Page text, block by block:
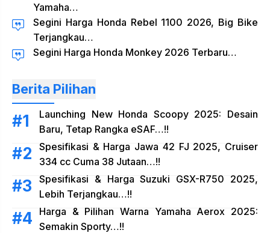
Yamaha…
Segini Harga Honda Rebel 1100 2026, Big Bike
Terjangkau…
Segini Harga Honda Monkey 2026 Terbaru…
Berita Pilihan
Launching New Honda Scoopy 2025: Desain
Baru, Tetap Rangka eSAF…!!
Spesifikasi & Harga Jawa 42 FJ 2025, Cruiser
334 cc Cuma 38 Jutaan…!!
Spesifikasi & Harga Suzuki GSX-R750 2025,
Lebih Terjangkau…!!
Harga & Pilihan Warna Yamaha Aerox 2025:
Semakin Sporty…!!